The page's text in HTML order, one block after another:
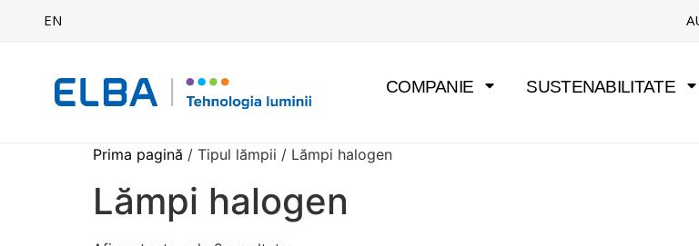
EN
COMPANIE SUSTENABILITATE
Prima pagină / Tipul lămpii / Lămpi halogen
Lămpi halogen